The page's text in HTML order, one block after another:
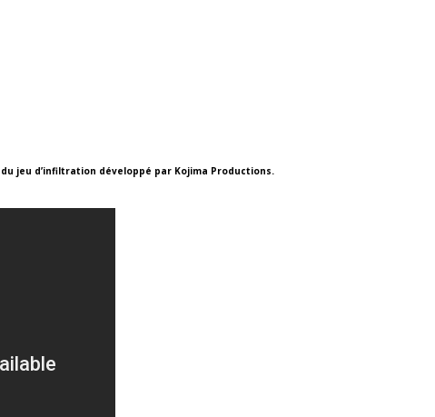
jeu d’infiltration développé par Kojima Productions.